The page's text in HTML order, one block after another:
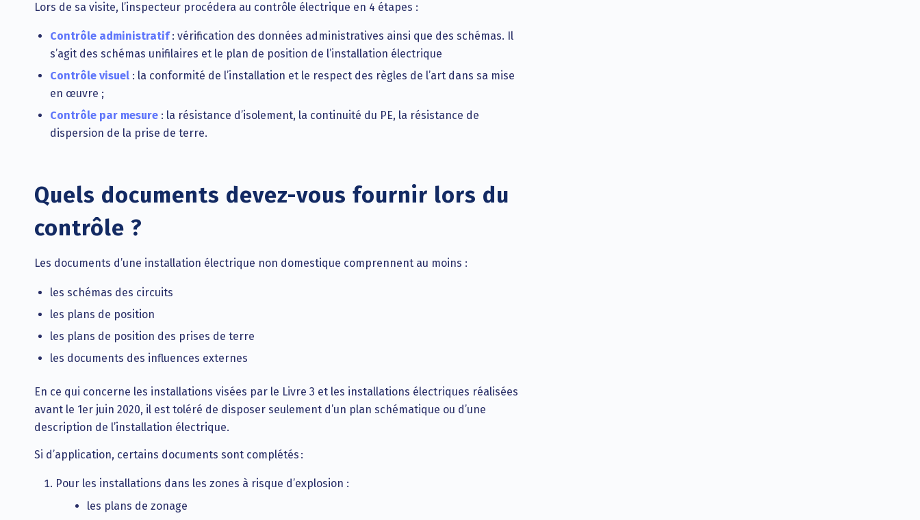
Lors de sa visite, l’inspecteur procédera au contrôle électrique en 4 étapes :
Contrôle administratif: vérification des données administratives ainsi que des schémas. Il
s’agit des schémas unifilaires et le plan de position de l’installation électrique
Contrôle visuel : la conformité de l’installation et le respect des règles de l’art dans sa mise
en œuvre ;
Contrôle par mesure : la résistance d’isolement, la continuité du PE, la résistance de
dispersion de la prise de terre.
Quels documents devez-vous fournir lors du
contrôle ?
Les documents d’une installation électrique non domestique comprennent au moins :
les schémas des circuits
les plans de position
les plans de position des prises de terre
les documents des influences externes
En ce qui concerne les installations visées par le Livre 3 et les installations électriques réalisées
avant le 1er juin 2020, il est toléré de disposer seulement d’un plan schématique ou d’une
description de l’installation électrique.
Si d’application, certains documents sont complétés :
Pour les installations dans les zones à risque d’explosion :
les plans de zonage